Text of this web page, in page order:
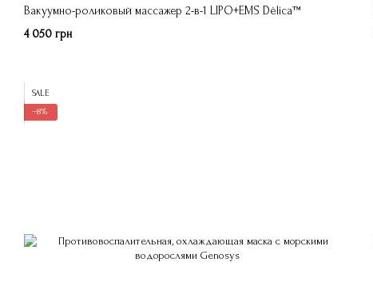
Вакуумно-роликовый массажер 2-в-1 LIPO+EMS Dèlica™
4 050 грн
SALE
−8%